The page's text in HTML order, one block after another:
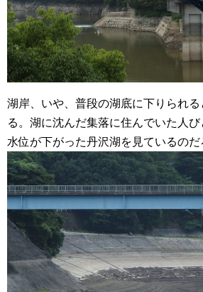
湖岸、いや、普段の湖底に下りられ
る。湖に沈んだ集落に住んでいた人
水位が下がった丹沢湖を見ているのだ